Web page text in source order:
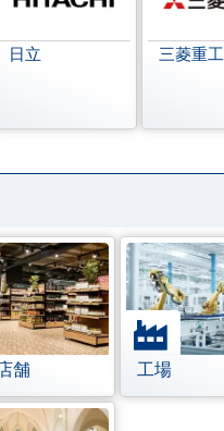
日立 三菱重工
舗 工場